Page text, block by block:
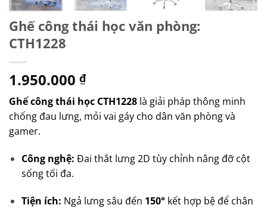
Ghế công thái học văn phòng:
CTH1228
1.950.000 ₫
Ghế công thái học CTH1228 là giải pháp thông minh
chống đau lưng, mỏi vai gáy cho dân văn phòng và
gamer.
Công nghệ: Đai thắt lưng 2D tùy chỉnh nâng đỡ cột
sống tối đa.
Tiện ích: Ngả lưng sâu đến 150°kết hợp bệ để chân